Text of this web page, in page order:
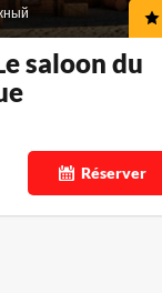
saloon du
Réserver